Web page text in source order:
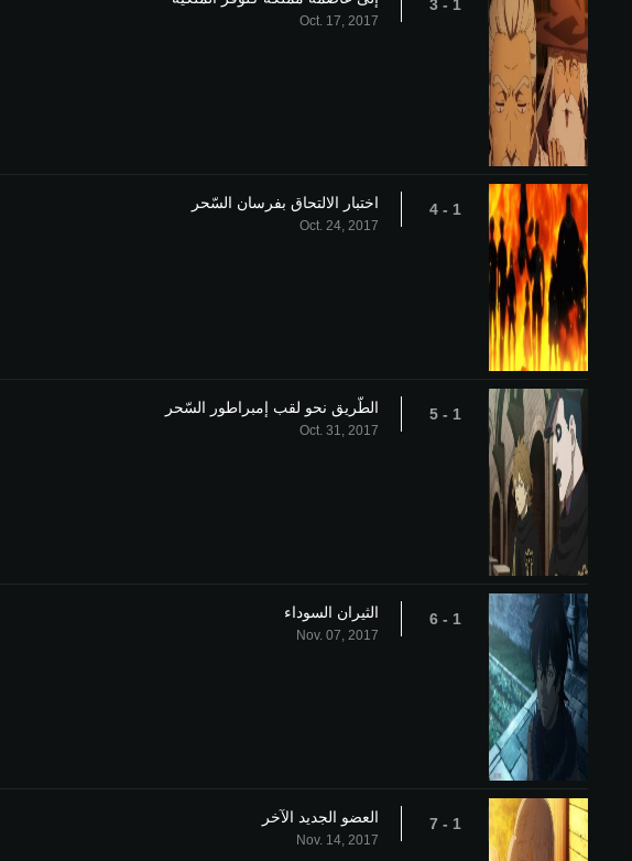
1 - 3
Oct. 17, 2017
1 - 4 اختبار الالتحاق بفرسان السّحر
Oct. 24, 2017
1 - 5 الطّريق نحو لقب إمبراطور السّحر
Oct. 31, 2017
1 - 6 الثيران السوداء
Nov. 07, 2017
1 - 7 العضو الجديد الآخر
Nov. 14, 2017